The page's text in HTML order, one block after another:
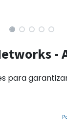
-
para